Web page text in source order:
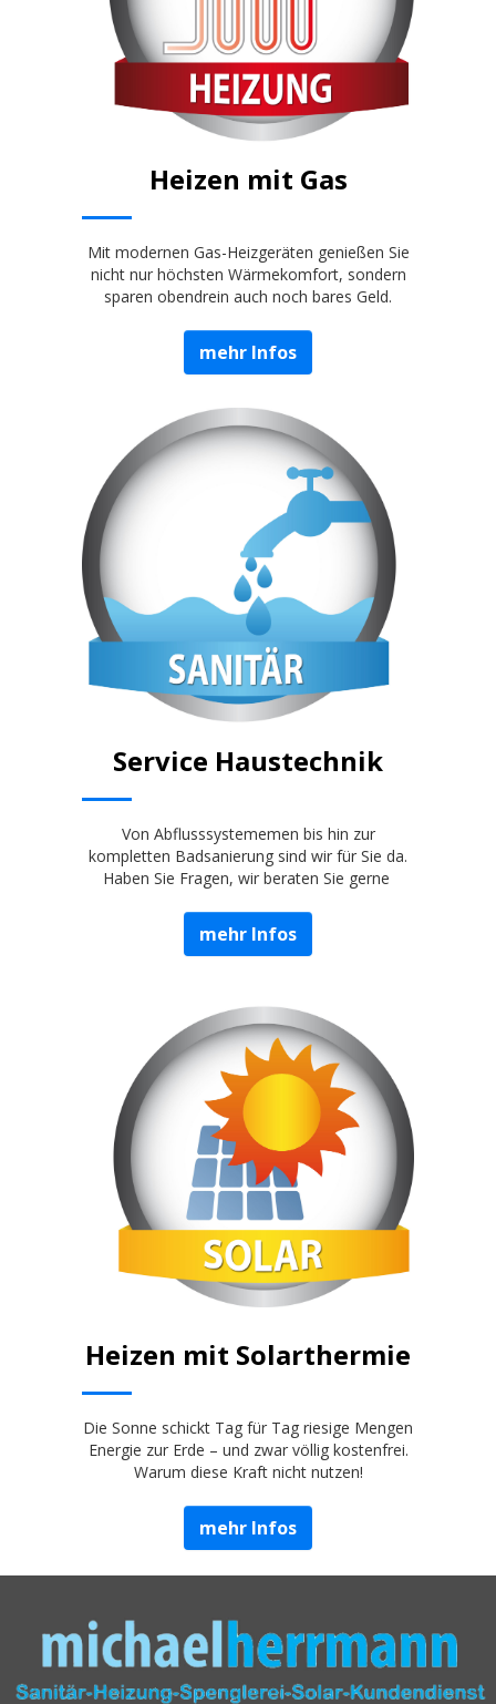
Heizen mit Gas
Mit modernen Gas-Heizgeräten genießen Sie
nicht nur höchsten Wärmekomfort, sondern
sparen obendrein auch noch bares Geld.
mehr Infos
Service Haustechnik
Von Abflusssystememen bis hin zur
kompletten Badsanierung sind wir für Sie da.
Haben Sie Fragen, wir beraten Sie gerne
mehr Infos
Heizen mit Solarthermie
Die Sonne schickt Tag für Tag riesige Mengen
Energie zur Erde – und zwar völlig kostenfrei.
Warum diese Kraft nicht nutzen!
mehr Infos